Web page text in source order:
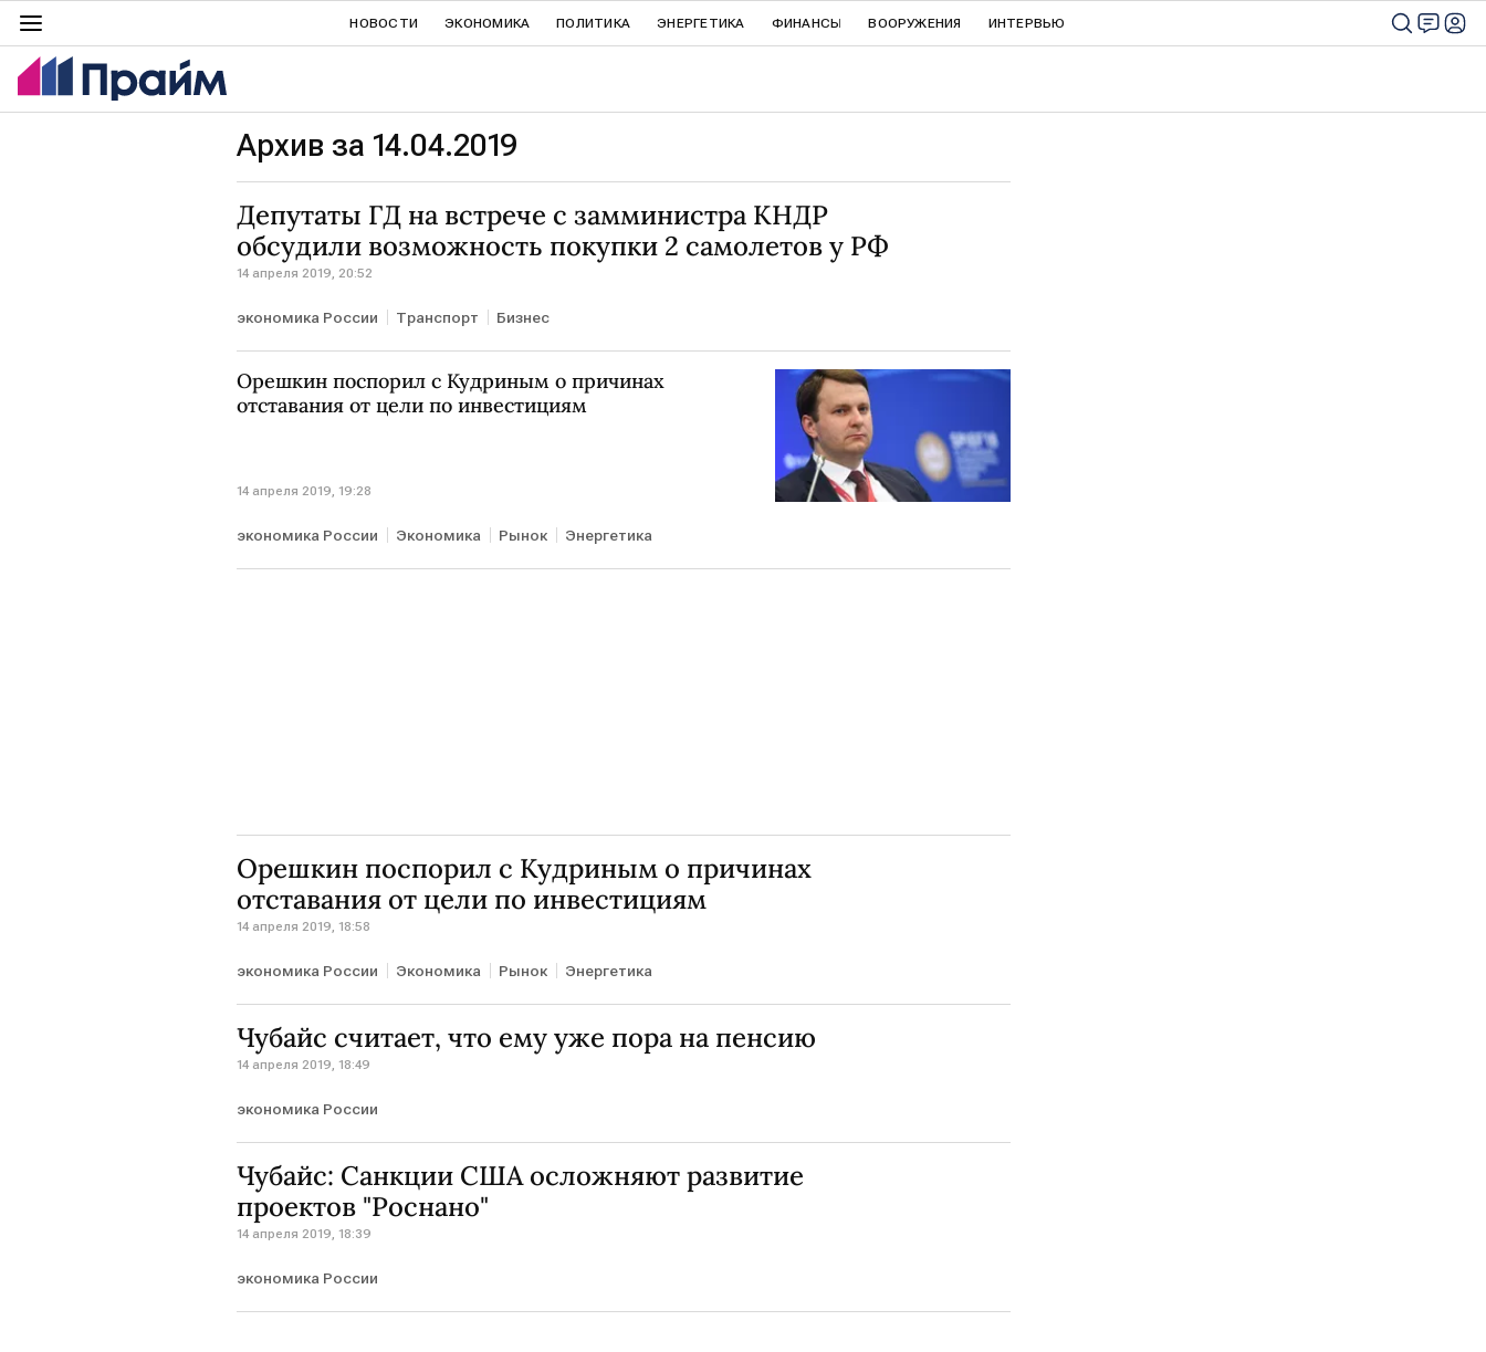
НОВОСТИ ЭКОНОМИКА ПОЛИТИКА ЭНЕРГЕТИКА ФИНАНСЫ ВООРУЖЕНИЯ ИНТЕРВЬЮ
Архив за 14.04.2019
Депутаты ГД на встрече с замминистра КНДР
обсудили возможность покупки 2 самолетов у РФ
14 апреля 2019, 20:52
экономика России Транспорт Бизнес
Орешкин поспорил с Кудриным о причинах
отставания от цели по инвестициям
14 апреля 2019, 19:28
экономика России Экономика Рынок Энергетика
Орешкин поспорил с Кудриным о причинах
отставания от цели по инвестициям
14 апреля 2019, 18:58
экономика России Экономика Рынок Энергетика
Чубайс считает, что ему уже пора на пенсию
14 апреля 2019, 18:49
экономика России
Чубайс: Санкции США осложняют развитие
проектов "Роснано"
14 апреля 2019, 18:39
экономика России